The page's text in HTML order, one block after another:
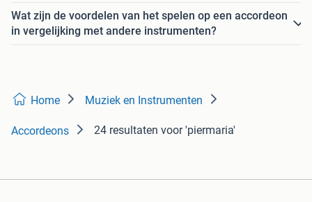
Wat zijn de voordelen van het spelen op een accordeon
in vergelijking met andere instrumenten?
Home Muziek en Instrumenten
Accordeons 24 resultaten voor 'piermaria'